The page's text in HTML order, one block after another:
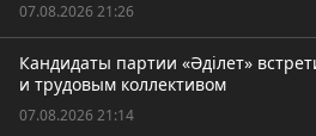
07.08.2026 21:26
Кандидаты партии «Әділет»
и трудовым коллективом
07.08.2026 21:14